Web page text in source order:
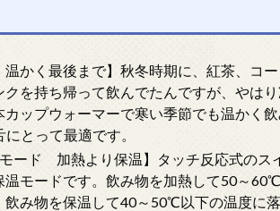
かく最後まで】秋冬時期に、紅茶、コ
クを持ち帰って飲んでたんですが、やは
カップウォーマーで寒い季節でも温かく
とって最適です。
モード 加熱より保温】タッチ反応式の
温モードです。飲み物を加熱して50～
飲み物を保温して40～50℃以下の温度に